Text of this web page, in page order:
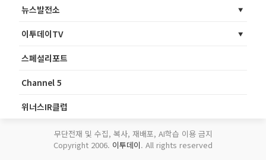
뉴스발전소
이투데이TV
스페셜리포트
Channel 5
위너스IR클럽
무단전재 및 수집, 복사, 재배포, AI학습 이용 금지
Copyright 2006. 이투데이. All rights reserved